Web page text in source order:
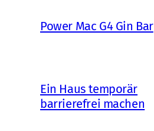
Power Mac G4 Gin Bar
Ein Haus temporär
barrierefrei machen